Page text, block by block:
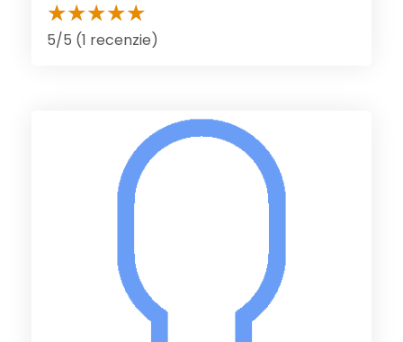
5/5 (1 recenzie)